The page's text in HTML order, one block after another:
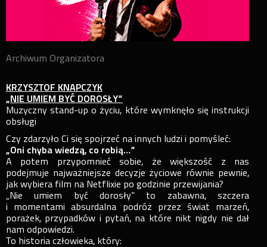
Archiwum Organizatora
KRZYSZTOF KNAPCZYK
„NIE UMIEM BYĆ DOROSŁY”
Muzyczny stand-up o życiu, które wymknęło się instrukcji
obsługi
Czy zdarzyło Ci się spojrzeć na innych ludzi i pomyśleć:
„Oni chyba wiedzą, co robią…”
A potem przypomnieć sobie, że większość z nas
podejmuje najważniejsze decyzje życiowe równie pewnie,
jak wybiera film na Netflixie po godzinie przewijania?
„Nie umiem być dorosły” to zabawna, szczera
i momentami absurdalna podróż przez świat marzeń,
porażek, przypadków i pytań, na które nikt nigdy nie dał
nam odpowiedzi.
To historia człowieka, który: